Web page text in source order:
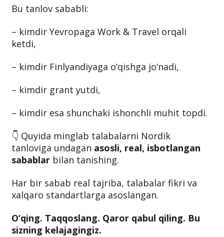
Bu tanlov sababli:
– kimdir Yevropaga Work & Travel orqali
ketdi,
– kimdir Finlyandiyaga o‘qishga jo‘nadi,
– kimdir grant yutdi,
– kimdir esa shunchaki ishonchli muhit topdi.
👇 Quyida minglab talabalarni Nordik
tanloviga undagan asosli, real, isbotlangan
sabablar bilan tanishing.
Har bir sabab real tajriba, talabalar fikri va
xalqaro standartlarga asoslangan.
O‘qing. Taqqoslang. Qaror qabul qiling. Bu
sizning kelajagingiz.